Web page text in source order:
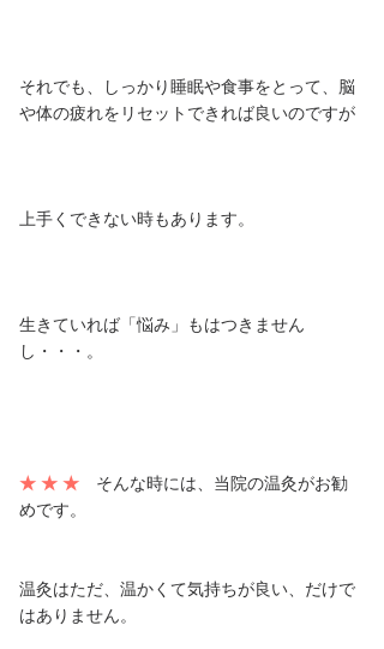
それでも、しっかり睡眠や食事をとって、脳
や体の疲れをリセットできれば良いのですが
上手くできない時もあります。
生きていれば「悩み」もはつきません
し・・・。
★ ★ ★ そんな時には、当院の温灸がお勧
めです。
温灸はただ、温かくて気持ちが良い、だけで
はありません。